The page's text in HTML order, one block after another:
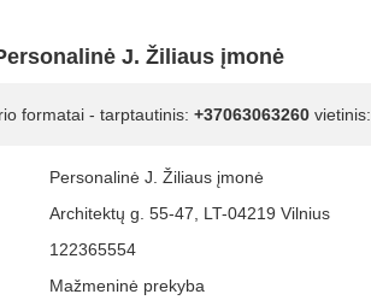
J. Žiliaus įmonė
formatai - tarptautinis: +37063063260 vietinis:
Personalinė J. Žiliaus įmonė
Architektų g. 55-47, LT-04219 Vilnius
122365554
Mažmeninė prekyba